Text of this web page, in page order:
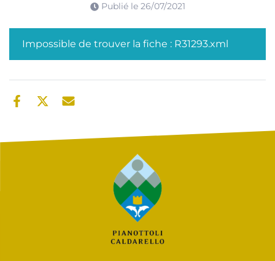
Publié le 26/07/2021
Impossible de trouver la fiche : R31293.xml